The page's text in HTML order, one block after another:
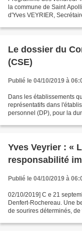
la commune de Saint
d'Yves VEYRIER,
Le dossier du
(CSE)
Publié le 04/10/2019 à
Dans les établissements
représentatifs dans
personnel (DP), pour la
Yves Veyrier : «
responsabilité
Publié le 04/10/2019 à
02/10/2019] C e 21
Denfert-Rochereau. Une
de sourires déterminés,